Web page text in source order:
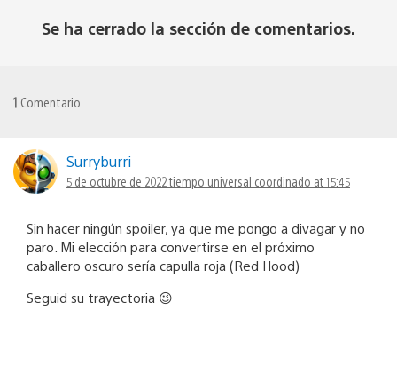
Se ha cerrado la sección de comentarios.
1 Comentario
Surryburri
5 de octubre de 2022 tiempo universal coordinado at 15:45
Sin hacer ningún spoiler, ya que me pongo a divagar y no
paro. Mi elección para convertirse en el próximo
caballero oscuro sería capulla roja (Red Hood)
Seguid su trayectoria 😉